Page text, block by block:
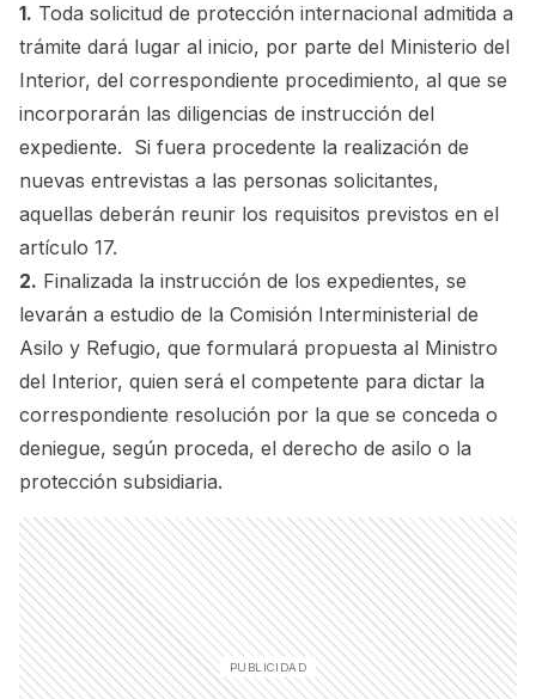
1. Toda solicitud de protección internacional admitida a
trámite dará lugar al inicio, por parte del Ministerio del
Interior, del correspondiente procedimiento, al que se
incorporarán las diligencias de instrucción del
expediente. Si fuera procedente la realización de
nuevas entrevistas a las personas solicitantes,
aquellas deberán reunir los requisitos previstos en el
artículo 17.
2. Finalizada la instrucción de los expedientes, se
levarán a estudio de la Comisión Interministerial de
Asilo y Refugio, que formulará propuesta al Ministro
del Interior, quien será el competente para dictar la
correspondiente resolución por la que se conceda o
deniegue, según proceda, el derecho de asilo o la
protección subsidiaria.